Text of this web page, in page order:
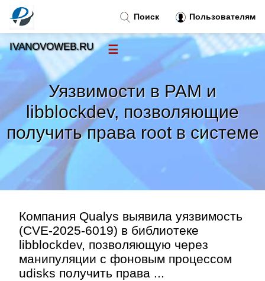
Уязвимости в PAM и
libblockdev, позволяющие
получить права root в системе
Компания Qualys выявила уязвимость
(CVE-2025-6019) в библиотеке
libblockdev, позволяющую через
манипуляции с фоновым процессом
udisks получить права ...
Поиск Пользователям
IVANOVOWEB.RU ☰
Новости
Тренды новостей »
Рубрики»
Правила »